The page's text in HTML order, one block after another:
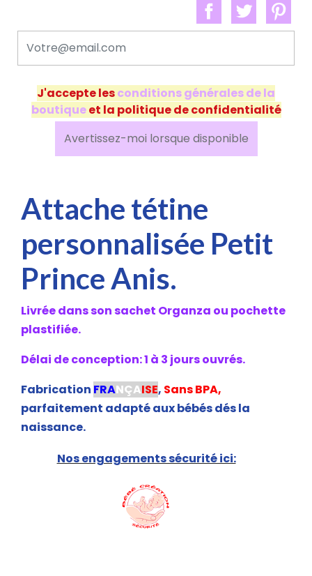
J'accepte lesconditions générales de la
boutiqueet la politique de confidentialité
Avertissez-moi lorsque disponible
Attache tétine
personnalisée Petit
Prince Anis.
Livrée dans son sachet Organza ou pochette
plastifiée.
Délai de conception: 1 à 3 jours ouvrés.
Fabrication FRANÇAISE, Sans BPA,
parfaitement adapté aux bébés dés la
naissance.
Nos engagements sécurité ici: